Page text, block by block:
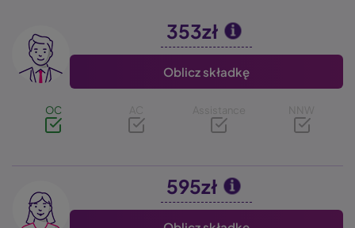
Image 353zł
Oblicz składkę
OC AC Assistance NNW
Image 595zł